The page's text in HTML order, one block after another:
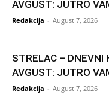
AVGUST: JUTRO
Redakcija - August 7, 2026
STRELAC – DNEVNI
AVGUST: JUTRO
Redakcija - August 7, 2026